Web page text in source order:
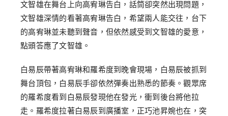
文智雄在舞台上向高宥琳告白，話筒卻突然出現問題，
文智雄深情的看著高宥琳告白，希望兩人能交往，台下
的高宥琳並未聽到聲音，但依然感受到文智雄的愛意，
點頭答應了文智雄。
白易辰帶著高宥琳和羅希度到晚會現場，白易辰被抓到
舞台頂包，白易辰手卻依然彈奏出熟悉的節奏。觀眾席
的羅希度看到白易辰發現他在發光，衝到後台將他拉
走。羅希度拉著白易辰到廣播室，正巧池昇婉也在，突